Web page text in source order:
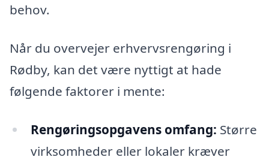
behov.
Når du overvejer erhvervsrengøring i
Rødby, kan det være nyttigt at hade
følgende faktorer i mente:
Rengøringsopgavens omfang: Større
virksomheder eller lokaler kræver